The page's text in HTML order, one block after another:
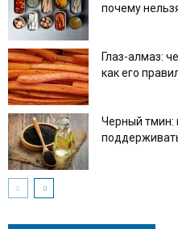
почему
Глаз-алмаз:
как его
Черный тмин: